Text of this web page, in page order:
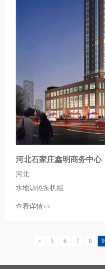
河北石家庄鑫明商务中心
河北
水地源热泵机组
查看详情>>
< 5 6 7 8 9